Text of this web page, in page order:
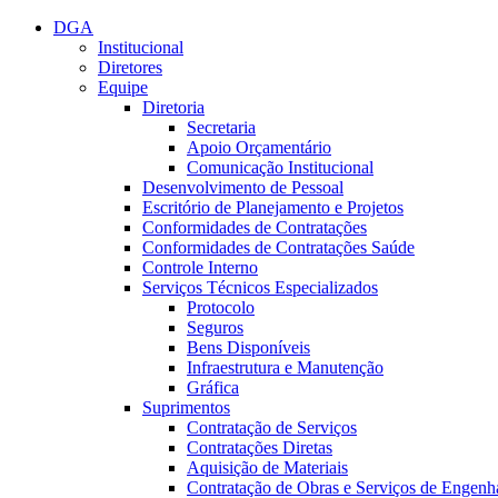
Conteúdo principal
DGA
Institucional
Diretores
Equipe
Diretoria
Secretaria
Apoio Orçamentário
Comunicação Institucional
Desenvolvimento de Pessoal
Escritório de Planejamento e Projetos
Conformidades de Contratações
Conformidades de Contratações Saúde
Controle Interno
Serviços Técnicos Especializados
Protocolo
Seguros
Bens Disponíveis
Infraestrutura e Manutenção
Gráfica
Suprimentos
Contratação de Serviços
Contratações Diretas
Aquisição de Materiais
Contratação de Obras e Serviços de